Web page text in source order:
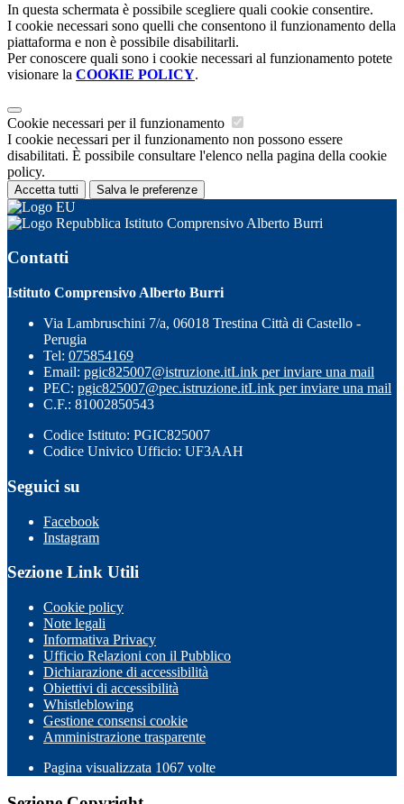
In questa schermata è possibile scegliere quali cookie consentire.
I cookie necessari sono quelli che consentono il funzionamento della
piattaforma e non è possibile disabilitarli.
Per conoscere quali sono i cookie necessari al funzionamento potete
visionare la COOKIE POLICY.
Cookie necessari per il funzionamento
I cookie necessari per il funzionamento non possono essere
disabilitati. È possibile consultare l'elenco nella pagina della cookie
policy.
Accetta tutti Salva le preferenze
Istituto Comprensivo Alberto Burri
Contatti
Istituto Comprensivo Alberto Burri
Via Lambruschini 7/a, 06018 Trestina Città di Castello -
Perugia
Tel: 075854169
Email: pgic825007@istruzione.itLink per inviare una mail
PEC: pgic825007@pec.istruzione.itLink per inviare una mail
C.F.: 81002850543
Codice Istituto: PGIC825007
Codice Univico Ufficio: UF3AAH
Seguici su
Facebook
Instagram
Sezione Link Utili
Cookie policy
Note legali
Informativa Privacy
Ufficio Relazioni con il Pubblico
Dichiarazione di accessibilità
Obiettivi di accessibilità
Whistleblowing
Gestione consensi cookie
Amministrazione trasparente
Pagina visualizzata 1067 volte